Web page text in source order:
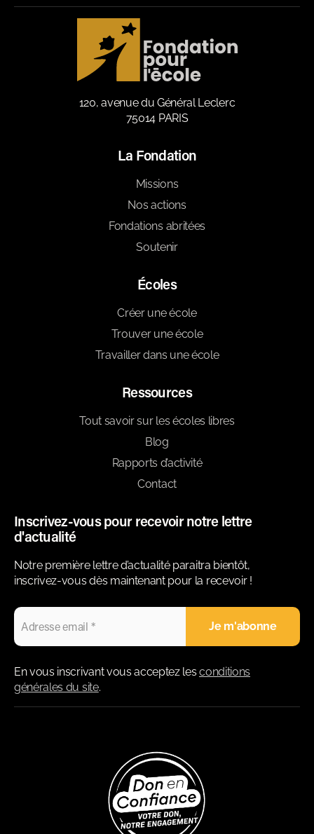
120, avenue du Général Leclerc
75014 PARIS
La Fondation
Missions
Nos actions
Fondations abritées
Soutenir
Écoles
Créer une école
Trouver une école
Travailler dans une école
Ressources
Tout savoir sur les écoles libres
Blog
Rapports d’activité
Contact
Inscrivez-vous pour recevoir notre lettre
d'actualité
Notre première lettre d’actualité paraitra bientôt,
inscrivez-vous dès maintenant pour la recevoir !
En vous inscrivant vous acceptez lesconditions
générales du site.